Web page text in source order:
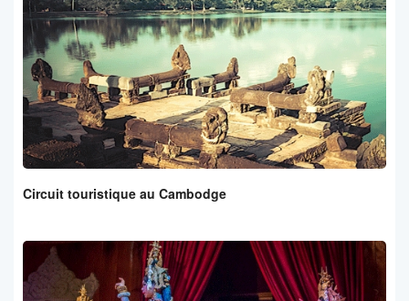
Circuit touristique au Cambodge